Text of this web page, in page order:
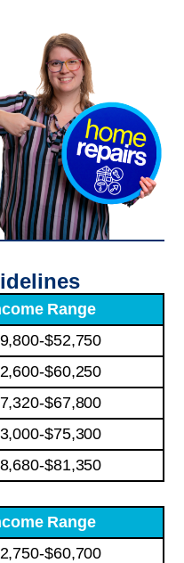
Range
$52,750
$60,250
$67,800
$75,300
$81,350
Range
$60,700